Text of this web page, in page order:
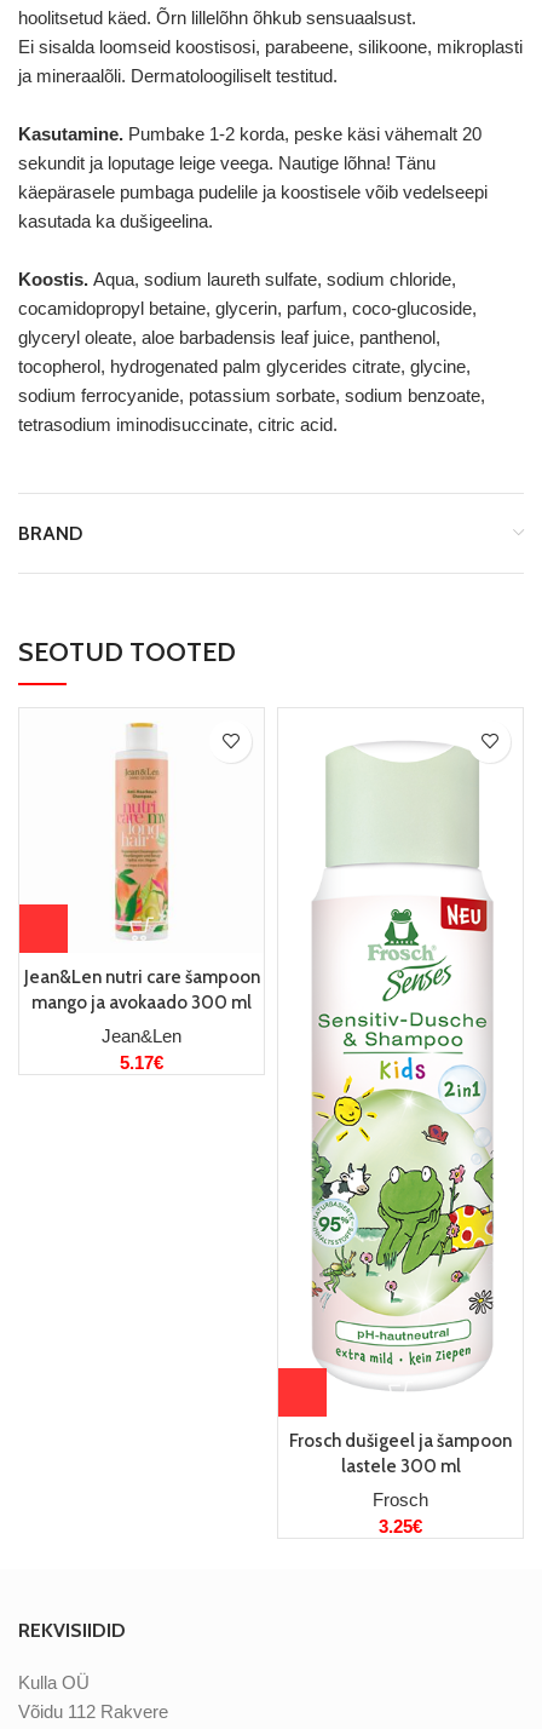
hoolitsetud käed. Õrn lillelõhn õhkub sensuaalsust.
Ei sisalda loomseid koostisosi, parabeene, silikoone, mikroplasti
ja mineraalõli. Dermatoloogiliselt testitud.
Kasutamine. Pumbake 1-2 korda, peske käsi vähemalt 20
sekundit ja loputage leige veega. Nautige lõhna! Tänu
käepärasele pumbaga pudelile ja koostisele võib vedelseepi
kasutada ka dušigeelina.
Koostis. Aqua, sodium laureth sulfate, sodium chloride,
cocamidopropyl betaine, glycerin, parfum, coco-glucoside,
glyceryl oleate, aloe barbadensis leaf juice, panthenol,
tocopherol, hydrogenated palm glycerides citrate, glycine,
sodium ferrocyanide, potassium sorbate, sodium benzoate,
tetrasodium iminodisuccinate, citric acid.
BRAND
SEOTUD TOOTED
Jean&Len nutri care šampoon
mango ja avokaado 300 ml
Jean&Len
5.17€
Frosch dušigeel ja šampoon
lastele 300 ml
Frosch
3.25€
REKVISIIDID
Kulla OÜ
Võidu 112 Rakvere